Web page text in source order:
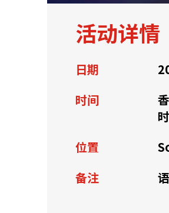
快速链接
活动详情
日期
时间
位置
备注